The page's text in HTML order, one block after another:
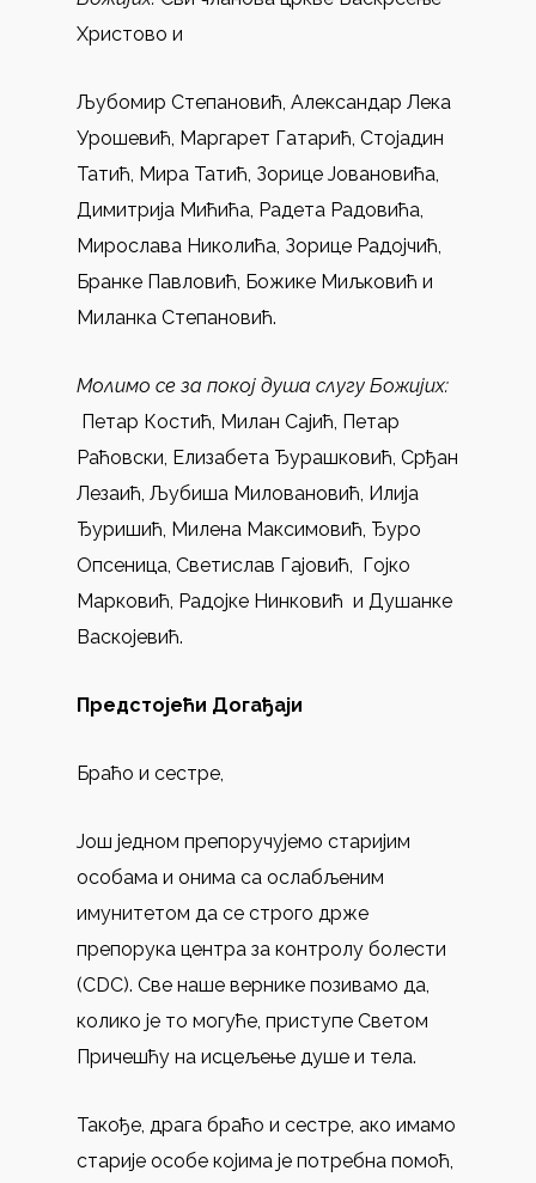
Христово и
Љубомир Степановић, Александар Лека
Урошевић, Маргарет Гатарић, Стојадин
Татић, Мира Татић, Зорице Јовановића,
Димитрија Мићића, Радета Радовића,
Мирослава Николића, Зорице Радојчић,
Бранке Павловић, Божике Миљковић и
Миланка Степановић.
Молимо се за покој душа слугу Божијих:
Петар Костић, Милан Сајић, Петар
Раћовски, Елизабета Ђурашковић, Срђан
Лезаић, Љубиша Миловановић, Илија
Ђуришић, Милена Максимовић, Ђуро
Опсеница, Светислав Гајовић, Гојко
Марковић, Радојке Нинковић и Душанке
Васкојевић.
Предстојећи Догађаји
Браћо и сестре,
Још једном препоручујемо старијим
особама и онима са ослабљеним
имунитетом да се строго држе
препорука центра за контролу болести
(CDC). Све наше вернике позивамо да,
колико је то могуће, приступе Светом
Причешћу на исцељење душе и тела.
Такође, драга браћо и сестре, ако имамо
старије особе којима је потребна помоћ,